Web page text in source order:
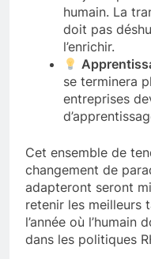
humain. La
doit pas
l’enrichir.
se terminera
entreprises
Cet ensemble de
changement de
adapteront seront
retenir les meilleurs
l’année où
dans les politiques